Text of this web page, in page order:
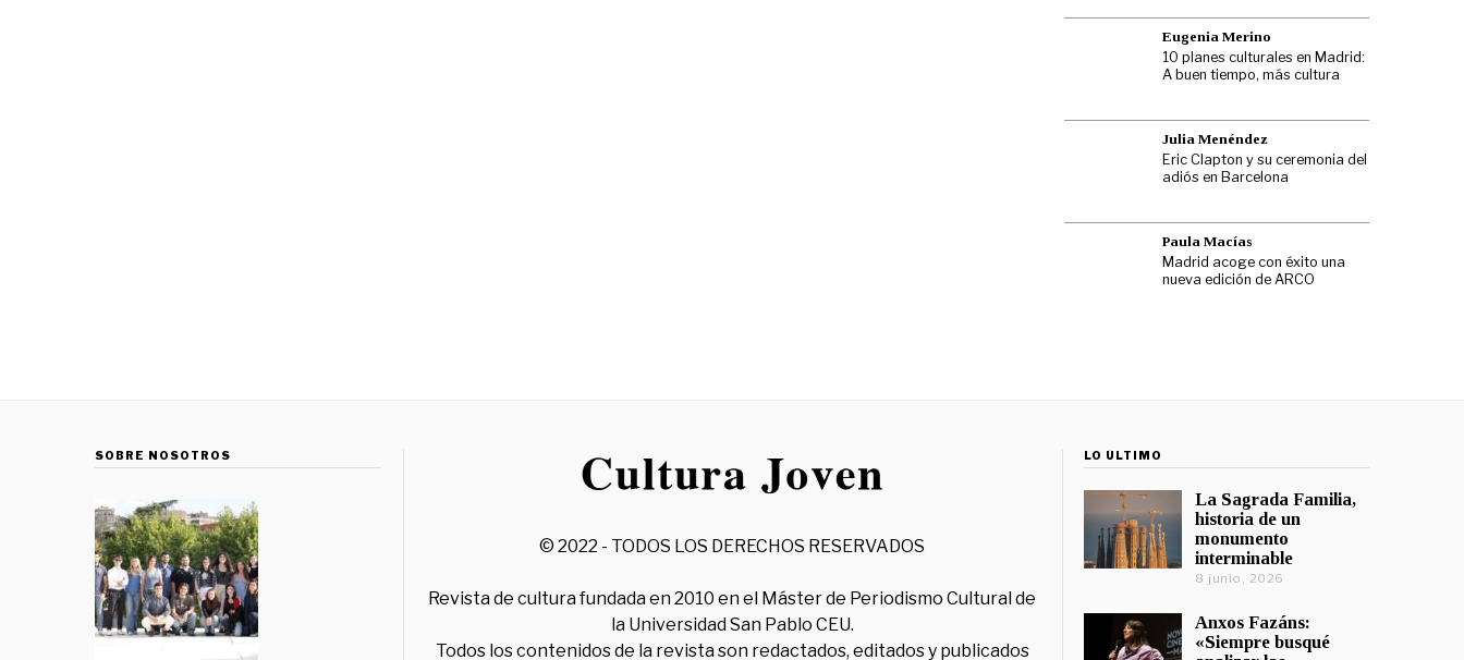
Eugenia Merino
10 planes culturales en Madrid:
A buen tiempo, más cultura
Julia Menéndez
Eric Clapton y su ceremonia del
adiós en Barcelona
Paula Macías
Madrid acoge con éxito una
nueva edición de ARCO
SOBRE NOSOTROS
© 2022 - TODOS LOS DERECHOS RESERVADOS
Revista de cultura fundada en 2010 en el Máster de Periodismo Cultural de
la Universidad San Pablo CEU.
Todos los contenidos de la revista son redactados, editados y publicados
LO ÚLTIMO
La Sagrada Familia,
historia de un
monumento
interminable
8 junio, 2026
Anxos Fazáns:
«Siempre busqué